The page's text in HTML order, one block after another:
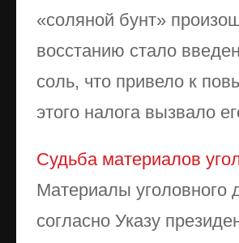
«соляной бунт»
восстанию стало
соль, что привело к
этого налога вызвало
Судьба материалов
Материалы уголовного
согласно Указу